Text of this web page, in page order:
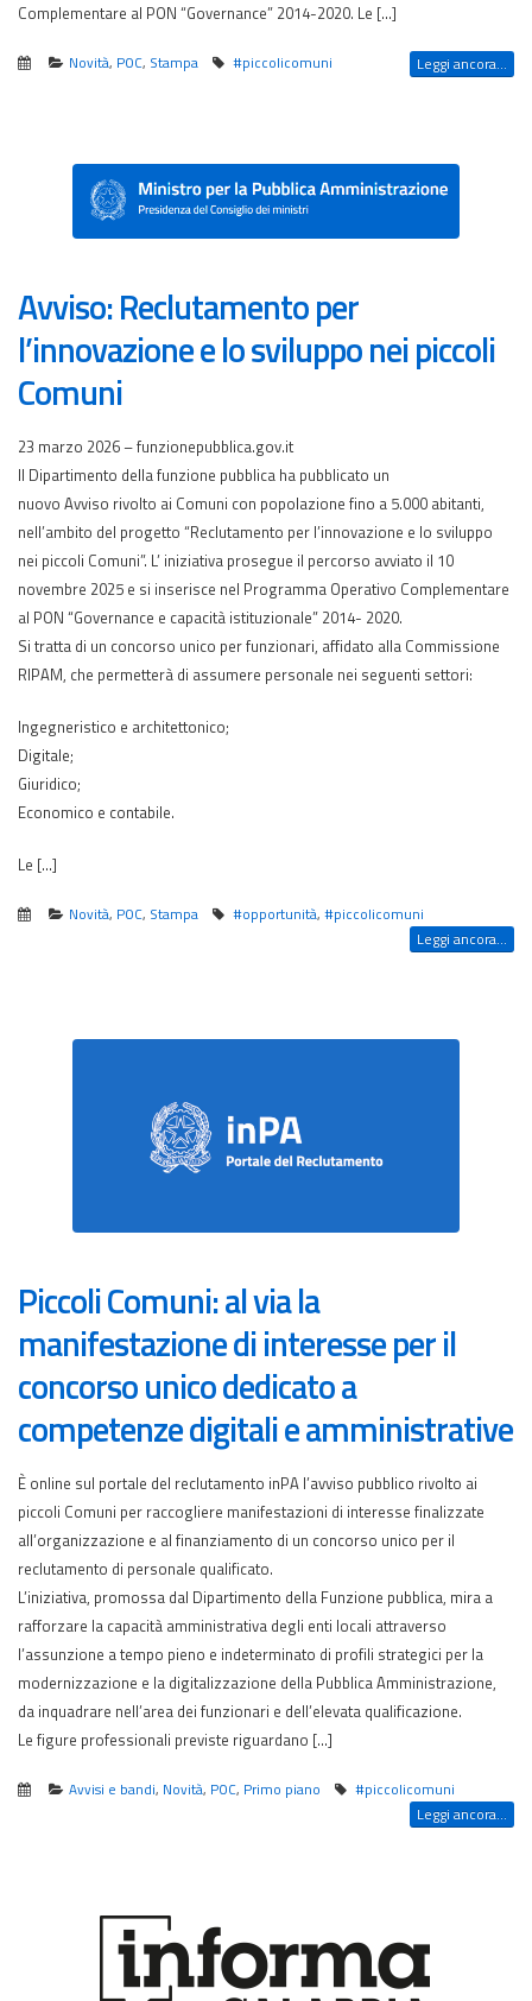
Complementare al PON “Governance” 2014-2020. Le […]
Novità, POC, Stampa #piccolicomuni Leggi ancora...
Avviso: Reclutamento per
l’innovazione e lo sviluppo nei piccoli
Comuni
23 marzo 2026 – funzionepubblica.gov.it
Il Dipartimento della funzione pubblica ha pubblicato un
nuovo Avviso rivolto ai Comuni con popolazione fino a 5.000 abitanti,
nell’ambito del progetto “Reclutamento per l’innovazione e lo sviluppo
nei piccoli Comuni”. L’ iniziativa prosegue il percorso avviato il 10
novembre 2025 e si inserisce nel Programma Operativo Complementare
al PON “Governance e capacità istituzionale” 2014- 2020.
Si tratta di un concorso unico per funzionari, affidato alla Commissione
RIPAM, che permetterà di assumere personale nei seguenti settori:
Ingegneristico e architettonico;
Digitale;
Giuridico;
Economico e contabile.
Le […]
Novità, POC, Stampa #opportunità,#piccolicomuni
Leggi ancora...
Piccoli Comuni: al via la
manifestazione di interesse per il
concorso unico dedicato a
competenze digitali e amministrative
È online sul portale del reclutamento inPA l’avviso pubblico rivolto ai
piccoli Comuni per raccogliere manifestazioni di interesse finalizzate
all’organizzazione e al finanziamento di un concorso unico per il
reclutamento di personale qualificato.
L’iniziativa, promossa dal Dipartimento della Funzione pubblica, mira a
rafforzare la capacità amministrativa degli enti locali attraverso
l’assunzione a tempo pieno e indeterminato di profili strategici per la
modernizzazione e la digitalizzazione della Pubblica Amministrazione,
da inquadrare nell’area dei funzionari e dell’elevata qualificazione.
Le figure professionali previste riguardano […]
Avvisi e bandi, Novità, POC, Primo piano #piccolicomuni
Leggi ancora...